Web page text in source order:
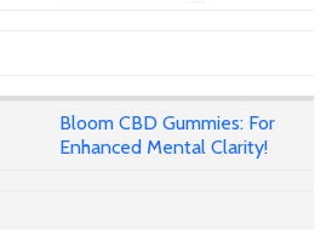
Bloom CBD Gummies: For
Enhanced Mental Clarity!